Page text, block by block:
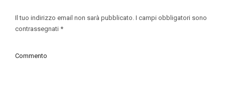
Il tuo indirizzo email non sarà pubblicato. I campi obbligatori sono
contrassegnati *
Commento